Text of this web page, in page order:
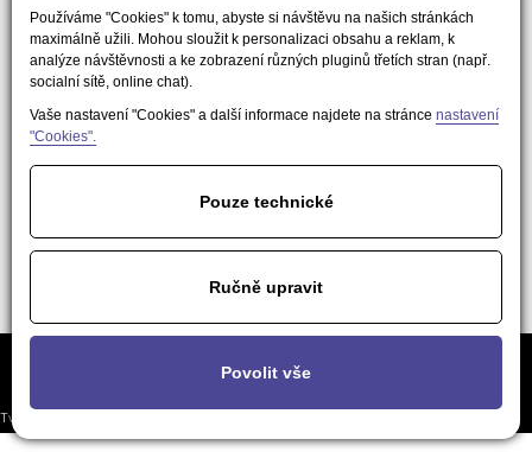
Používáme "Cookies" k tomu, abyste si návštěvu na našich stránkách
maximálně užili. Mohou sloužit k personalizaci obsahu a reklam, k
analýze návštěvnosti a ke zobrazení různých pluginů třetích stran (např.
socialní sítě, online chat).
Vaše nastavení "Cookies" a další informace najdete na stránce nastavení
"Cookies".
Pouze technické
Ručně upravit
Povolit vše
LLM nástroje
Tvorba responzivních webů a eshopů